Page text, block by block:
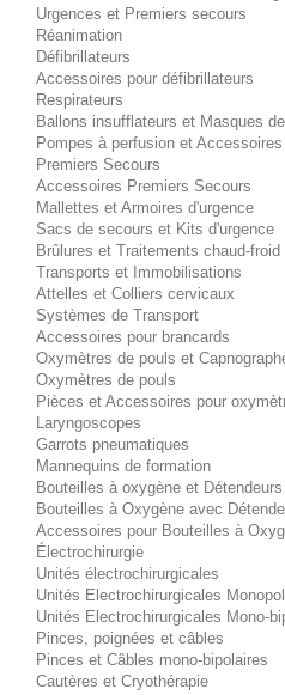
Urgences et Premiers secours
Réanimation
Défibrillateurs
Accessoires pour défibrillateurs
Respirateurs
Ballons insufflateurs et Masques
Pompes à perfusion et Accessoires
Premiers Secours
Accessoires Premiers Secours
Mallettes et Armoires d'urgence
Sacs de secours et Kits d'urgence
Brûlures et Traitements chaud-froid
Transports et Immobilisations
Attelles et Colliers cervicaux
Systèmes de Transport
Accessoires pour brancards
Oxymètres de pouls et
Oxymètres de pouls
Pièces et Accessoires pour
Laryngoscopes
Garrots pneumatiques
Mannequins de formation
Bouteilles à oxygène et Détendeurs
Bouteilles à Oxygène avec
Accessoires pour Bouteilles à
Électrochirurgie
Unités électrochirurgicales
Unités Electrochirurgicales
Unités Electrochirurgicales Mono-
Pinces, poignées et câbles
Pinces et Câbles mono-bipolaires
Cautères et Cryothérapie